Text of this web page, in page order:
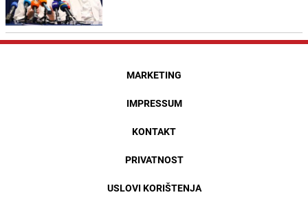
MARKETING
IMPRESSUM
KONTAKT
PRIVATNOST
USLOVI KORIŠTENJA